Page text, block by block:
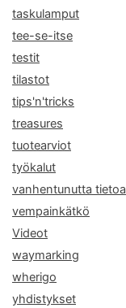
taskulamput
tee-se-itse
testit
tilastot
tips'n'tricks
treasures
tuotearviot
työkalut
vanhentunutta tietoa
vempainkätkö
Videot
waymarking
wherigo
yhdistykset